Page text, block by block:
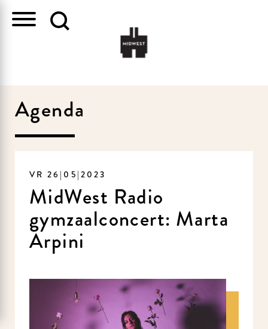
Agenda
VR 26|05|2023
MidWest Radio
gymzaalconcert: Marta
Arpini